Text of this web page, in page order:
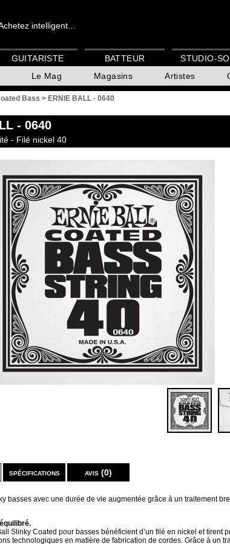
intelligent...
Le Mag Magasins Artistes
GUITARISTE BATTEUR STUDIO-
Bass > ERNIE BALL - 0640
- 0640
- Filé nickel 40
basses avec une durée de vie augmentée grâce à un traitement
Slinky Coated pour basses bénéficient d’un filé en nickel et tirent
technologiques en matière de fabrication de cordes. Grâce à un
spécifications avis (0)